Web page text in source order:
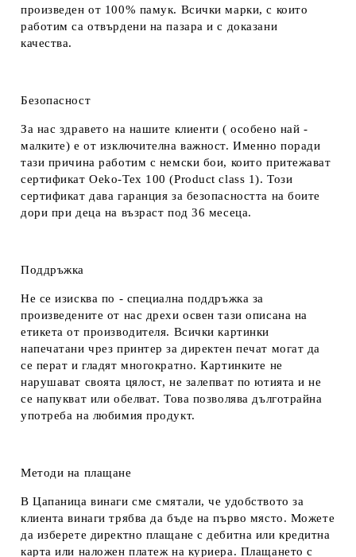
произведен от 100% памук. Всички марки, с които
работим са отвърдени на пазара и с доказани
качества.
Безопасност
За нас здравето на нашите клиенти ( особено най -
малките) е от изключителна важност. Именно поради
тази причина работим с немски бои, които притежават
сертификат Oeko-Tex 100 (Product class 1). Този
сертификат дава гаранция за безопасността на боите
дори при деца на възраст под 36 месеца.
Поддръжка
Не се изисква по - специална поддръжка за
произведените от нас дрехи освен тази описана на
етикета от производителя. Всички картинки
напечатани чрез принтер за директен печат могат да
се перат и гладят многократно. Картинките не
нарушават своята цялост, не залепват по ютията и не
се напукват или обелват. Това позволява дълготрайна
употреба на любимия продукт.
Методи на плащане
В Цапаница винаги сме смятали, че удобството за
клиента винаги трябва да бъде на първо място. Можете
да изберете директно плащане с дебитна или кредитна
карта или наложен платеж на куриера. Плащането с